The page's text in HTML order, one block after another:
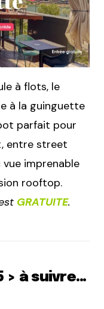
à flots, le
à la guinguette
parfait pour
entre street
imprenable
rooftop.
GRATUITE.
> à suivre…